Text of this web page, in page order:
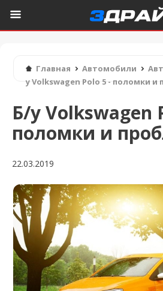
Главная Автомобили
у Volkswagen Polo 5 - поломки
Б/у Volkswagen
поломки и
22.03.2019